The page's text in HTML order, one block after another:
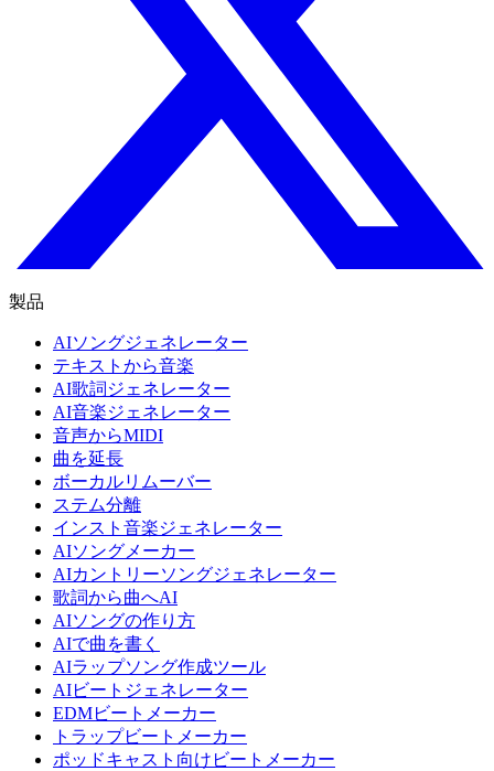
製品
AIソングジェネレーター
テキストから音楽
AI歌詞ジェネレーター
AI音楽ジェネレーター
音声からMIDI
曲を延長
ボーカルリムーバー
ステム分離
インスト音楽ジェネレーター
AIソングメーカー
AIカントリーソングジェネレーター
歌詞から曲へAI
AIソングの作り方
AIで曲を書く
AIラップソング作成ツール
AIビートジェネレーター
EDMビートメーカー
トラップビートメーカー
ポッドキャスト向けビートメーカー